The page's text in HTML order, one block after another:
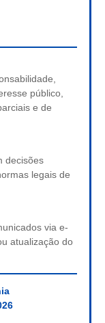
público,
e de
decisões
legais de
via e-
atualização do